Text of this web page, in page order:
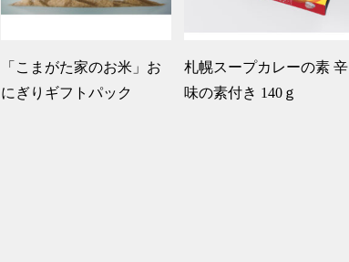
「こまがた家のお米」お
にぎりギフトパック
札幌スープカレーの素 辛
味の素付き 140ｇ